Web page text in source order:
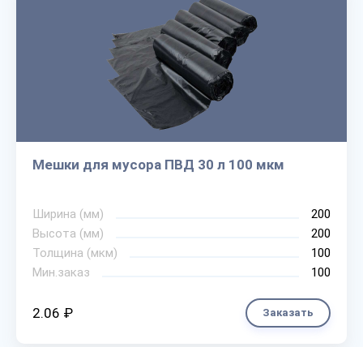
Мешки для мусора ПВД 30 л 100 мкм
Ширина (мм)
200
Высота (мм)
200
Толщина (мкм)
100
Мин.заказ
100
2.06 ₽ Заказать